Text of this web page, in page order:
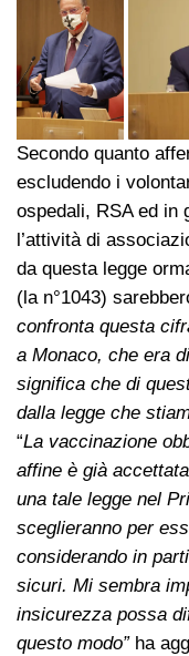
Secondo quanto
escludendo i
ospedali, RSA ed in
l’attività di
da questa legge
(la n°1043)
confronta questa
a Monaco, che era
significa che di
dalla legge che
“La vaccinazione
affine è già
una tale legge nel
sceglieranno per
considerando in
sicuri. Mi sembra
insicurezza possa
questo modo” ha